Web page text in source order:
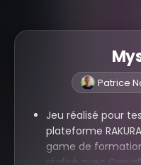
Patrice
Jeu réalisé pour
plateforme
game de
réalisé avec